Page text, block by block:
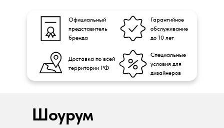
Официальный
представитель
бренда
Доставка по всей
территории РФ
Гарантийное
обслуживание
до 10 лет
Специальные
условия для
дизайнеров
Шоурум